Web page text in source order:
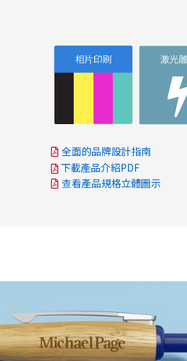
全面的品牌設計指南
下載產品介紹PDF
查看產品規格立體圖示